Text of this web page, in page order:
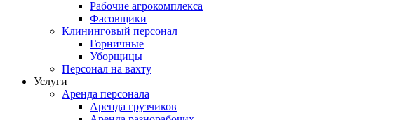
Рабочие агрокомплекса
Фасовщики
Клининговый персонал
Горничные
Уборщицы
Персонал на вахту
Услуги
Аренда персонала
Аренда грузчиков